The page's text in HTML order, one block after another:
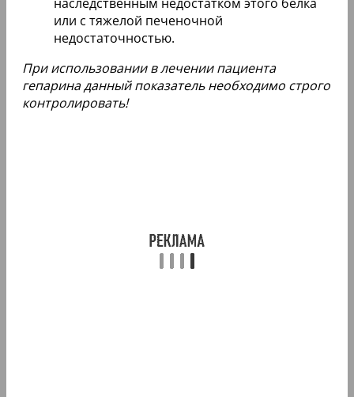
или с тяжелой печеночной
недостаточностью.
При использовании в лечении пациента
гепарина данный показатель необходимо строго
контролировать!